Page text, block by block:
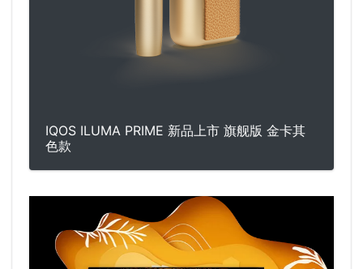
IQOS ILUMA PRIME 新品上市 旗舰版 金卡其
色款